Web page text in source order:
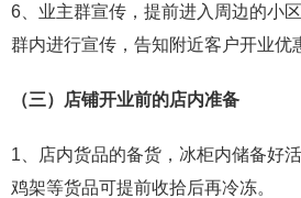
6、业主群宣传，提前进入周边的小
群内进行宣传，告知附近客户开业优
（三）店铺开业前的店内准备
1、店内货品的备货，冰柜内储备好
鸡架等货品可提前收拾后再冷冻。